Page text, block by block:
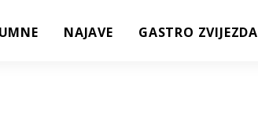
NAJAVE GASTRO ZVIJEZDA